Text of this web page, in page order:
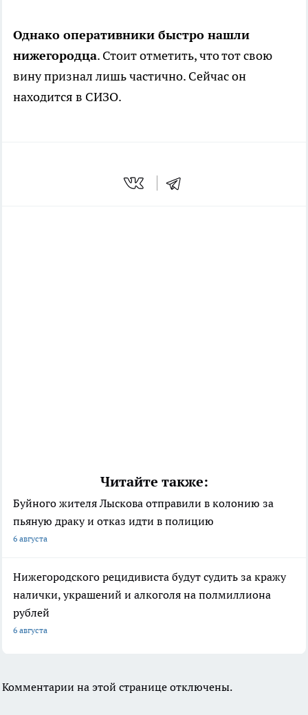
Однако оперативники быстро нашли
нижегородца. Стоит отметить, что тот свою
вину признал лишь частично. Сейчас он
находится в СИЗО.
Читайте также:
Буйного жителя Лыскова отправили в колонию за
пьяную драку и отказ идти в полицию
6 августа
Нижегородского рецидивиста будут судить за кражу
налички, украшений и алкоголя на полмиллиона
рублей
6 августа
Комментарии на этой странице отключены.